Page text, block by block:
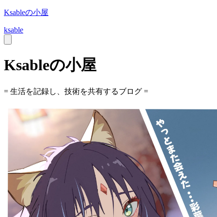
Ksableの小屋
ksable
Ksableの小屋
= 生活を記録し、技術を共有するブログ =